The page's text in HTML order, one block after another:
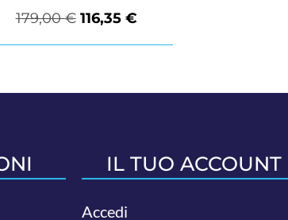
179,00€ 116,35 €
IL TUO ACCOUNT
Accedi